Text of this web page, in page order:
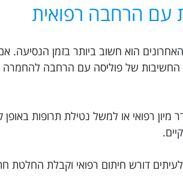
עם הרחבה רפואית
למונטריאול עם החמרה רפואית ב-6 חודשים האחרונים הוא חשוב
ב-6 החודשים האחרונים, החשיבות של פוליסה עם
רפואי או למשל נטילת תרופות
דורש חיתום רפואי וקבלת